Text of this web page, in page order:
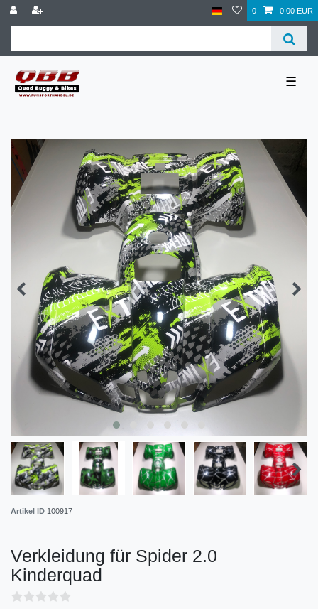
0 0,00 EUR
☰
Artikel ID 100917
Verkleidung für Spider 2.0
Kinderquad